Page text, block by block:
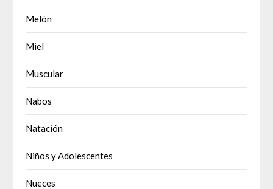
Melón
Miel
Muscular
Nabos
Natación
Niños y Adolescentes
Nueces